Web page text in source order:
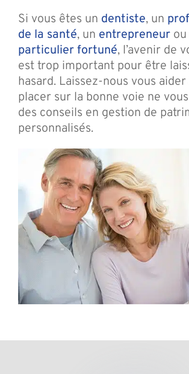
Si vous êtes un dentiste, un
de la santé, un entrepreneurou
particulier fortuné, l’avenir de
est trop important pour être
hasard. Laissez-nous vous aider
placer sur la bonne voie ne
des conseils en gestion de
personnalisés.